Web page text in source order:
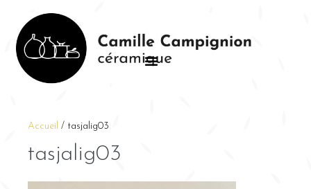
Accueil / tasjalig03
tasjalig03